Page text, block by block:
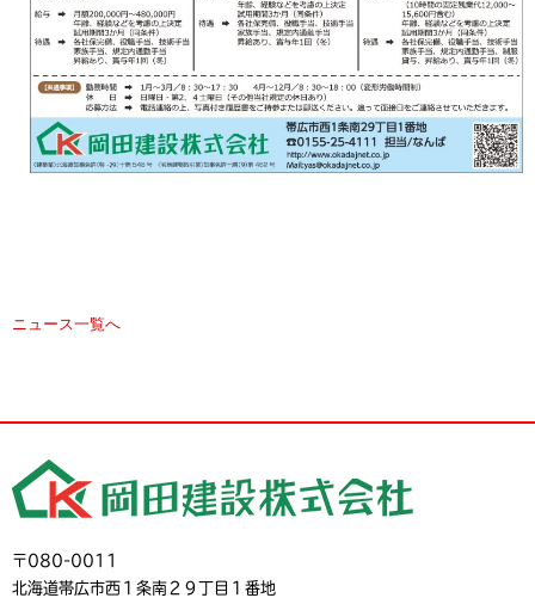
ニュース一覧へ
〒080-0011
北海道帯広市西１条南２９丁目１番地